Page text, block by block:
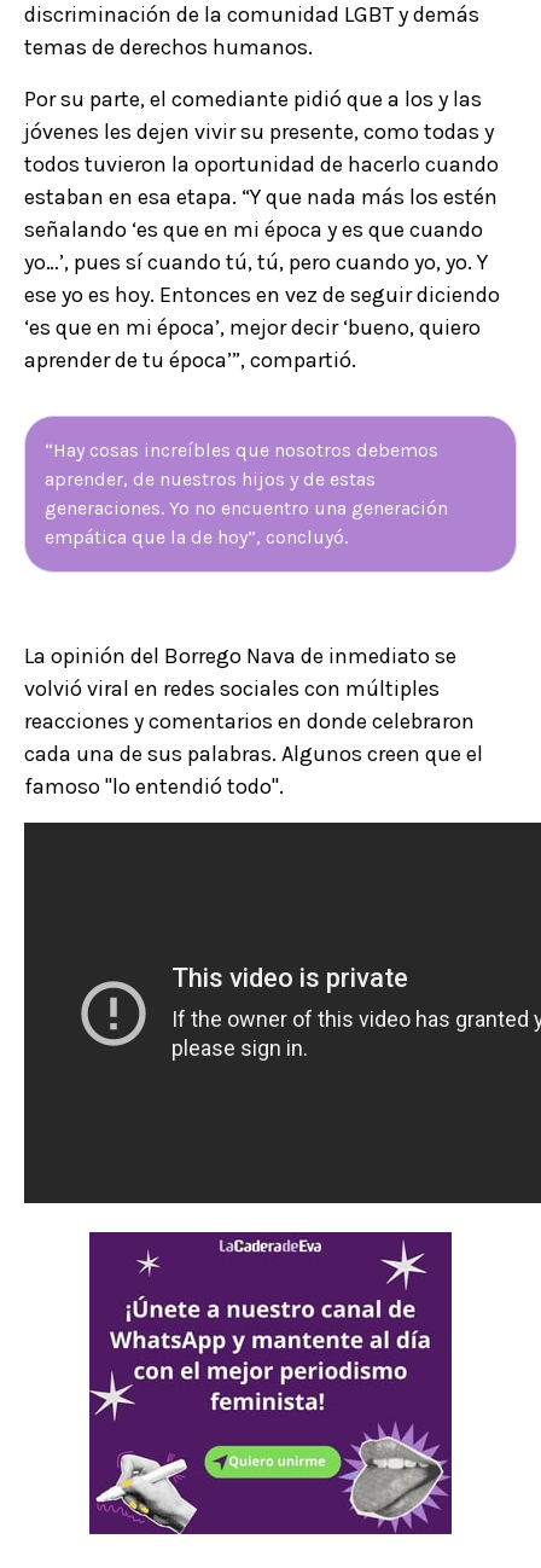
discriminación de la comunidad LGBT y demás
temas de derechos humanos.
Por su parte, el comediante pidió que a los y las
jóvenes les dejen vivir su presente, como todas y
todos tuvieron la oportunidad de hacerlo cuando
estaban en esa etapa. “Y que nada más los estén
señalando ‘es que en mi época y es que cuando
yo…’, pues sí cuando tú, tú, pero cuando yo, yo. Y
ese yo es hoy. Entonces en vez de seguir diciendo
‘es que en mi época’, mejor decir ‘bueno, quiero
aprender de tu época’”, compartió.
“Hay cosas increíbles que nosotros debemos
aprender, de nuestros hijos y de estas
generaciones. Yo no encuentro una generación
empática que la de hoy”, concluyó.
La opinión del Borrego Nava de inmediato se
volvió viral en redes sociales con múltiples
reacciones y comentarios en donde celebraron
cada una de sus palabras. Algunos creen que el
famoso "lo entendió todo".